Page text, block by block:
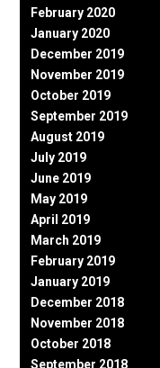
February 2020
January 2020
December 2019
November 2019
October 2019
September 2019
August 2019
July 2019
June 2019
May 2019
April 2019
March 2019
February 2019
January 2019
December 2018
November 2018
October 2018
September 2018